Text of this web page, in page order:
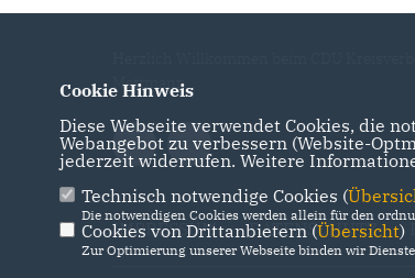
Mettmann
IMPRESSUM DATENSCHUTZ
Cookie Hinweis
Diese Webseite verwendet Cookies, die
Webangebot zu verbessern (Website-
jederzeit widerrufen. Weitere
Technisch notwendige Cookies (
Die notwendigen Cookies werden allein für den
Cookies von Drittanbietern (Übersicht)
Zur Optimierung unserer Webseite binden wir